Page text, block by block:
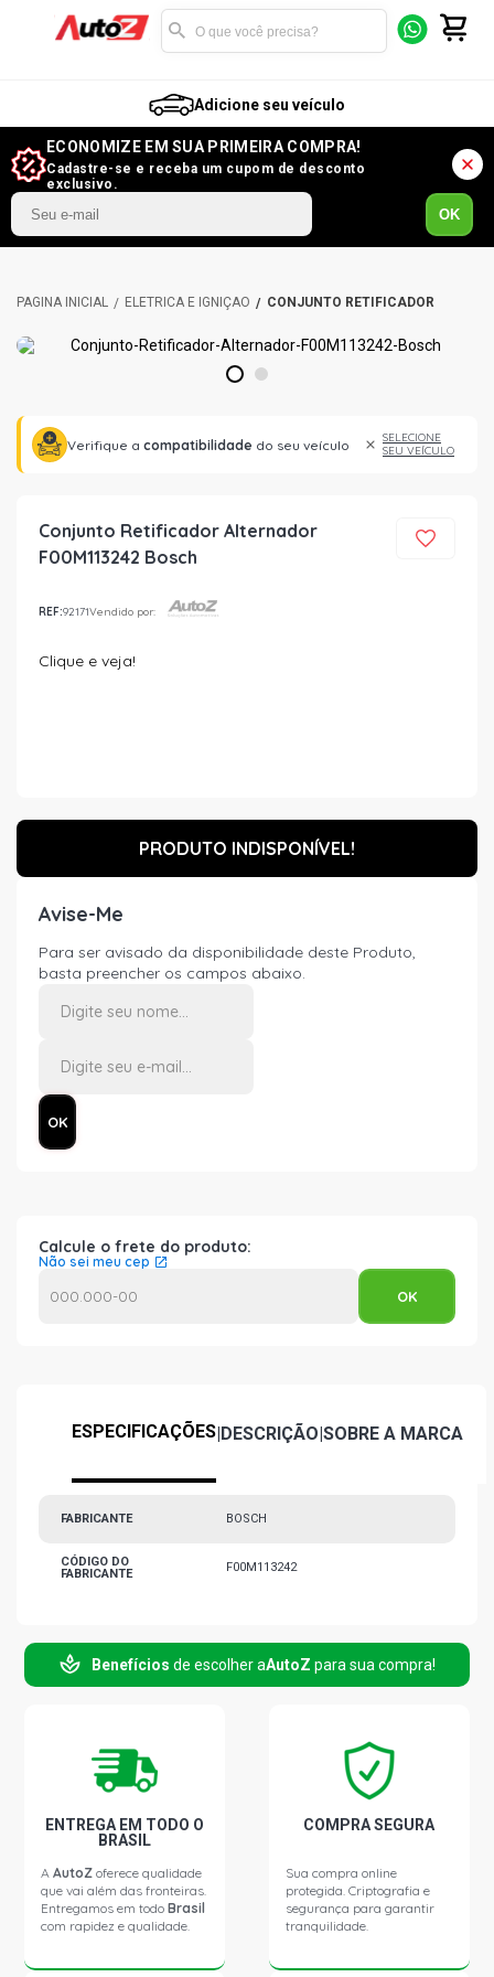
Adicione seu veículo
ECONOMIZE EM SUA PRIMEIRA COMPRA!
Cadastre-se e receba um cupom de desconto
exclusivo.
OK
ELÉTRICA E IGNIÇÃO CONJUNTO RETIFICADOR
1 2
Verifique a compatibilidade do seu veículo
SELECIONE
SEU VEÍCULO
Conjunto Retificador Alternador
F00M113242 Bosch
REF:92171Vendido por:
Clique e veja!
PRODUTO INDISPONÍVEL!
Avise-Me
Para ser avisado da disponibilidade deste Produto,
basta preencher os campos abaixo.
Calcule o frete do produto:
Não sei meu cep
ESPECIFICAÇÕES|DESCRIÇÃO|SOBRE A MARCA
FABRICANTE BOSCH
CÓDIGO DO
FABRICANTE
F00M113242
Benefícios de escolher aAutoZ para sua compra!
ENTREGA EM TODO O
BRASIL
AAutoZ oferece qualidade
que vai além das fronteiras.
Entregamos em todoBrasil
com rapidez e qualidade.
COMPRA SEGURA
Sua compra online
protegida. Criptografia e
segurança para garantir
tranquilidade.